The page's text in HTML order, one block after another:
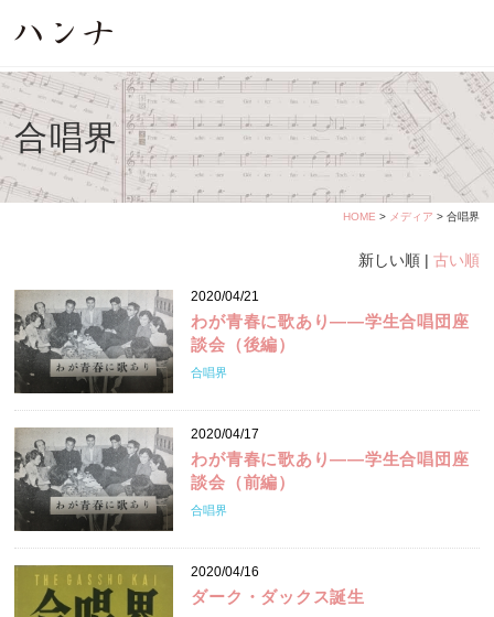
合唱界
HOME > メディア > 合唱界
新しい順 | 古い順
2020/04/21
わが青春に歌あり――学生合唱団座
談会（後編）
合唱界
2020/04/17
わが青春に歌あり――学生合唱団座
談会（前編）
合唱界
2020/04/16
ダーク・ダックス誕生